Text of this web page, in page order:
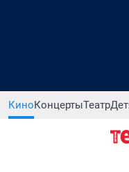
КиноКонцертыТеатр